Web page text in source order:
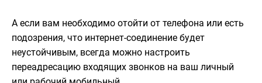
А если вам необходимо отойти от телефона или есть
подозрения, что интернет-соединение будет
неустойчивым, всегда можно настроить
переадресацию входящих звонков на ваш личный